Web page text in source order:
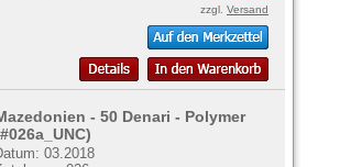
zzgl. Versand
- 50 Denari - Polymer
03.2018